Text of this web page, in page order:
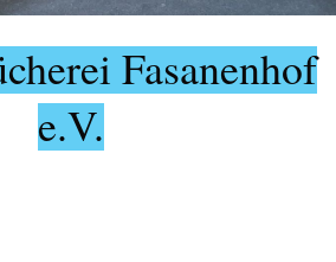
Fasanenhof
e.V.